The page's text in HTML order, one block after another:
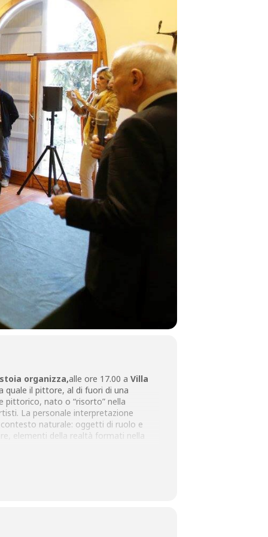
organizza,alle ore 17.00 a Villa
quale il pittore, al di fuori di una
pittorico, nato o “risorto” nella
La personale interpretazione
naturale: oggetti di ruolo e
elementi della realtà formati nella